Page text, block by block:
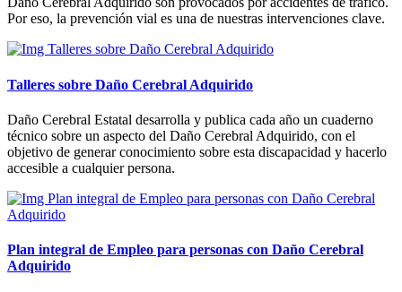
Por eso, la prevención vial es una de nuestras intervenciones clave.
Talleres sobre Daño Cerebral Adquirido
Daño Cerebral Estatal desarrolla y publica cada año un cuaderno
técnico sobre un aspecto del Daño Cerebral Adquirido, con el
objetivo de generar conocimiento sobre esta discapacidad y hacerlo
accesible a cualquier persona.
Plan integral de Empleo para personas con Daño Cerebral
Adquirido